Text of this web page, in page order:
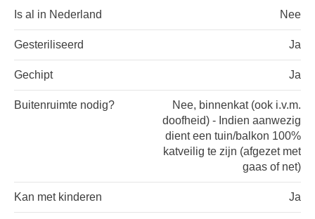
Is al in Nederland Nee
Gesteriliseerd Ja
Gechipt Ja
Buitenruimte nodig?
Nee, binnenkat (ook i.v.m.
doofheid) - Indien aanwezig
dient een tuin/balkon 100%
katveilig te zijn (afgezet met
gaas of net)
Kan met kinderen Ja